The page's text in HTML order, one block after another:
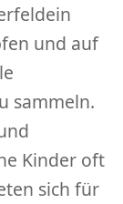
und auf
sammeln.
Kinder oft
sich für